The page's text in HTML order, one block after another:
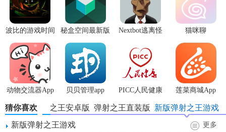
波比的游戏时间
3安卓版
秘盒空间最新版
Nextbot逃离怪
猫咪聊
动物交流器App 贝贝管理app
PICC人民健康
app
莲菜商城App
猜你喜欢 新版弹射之王游戏
弹射之王直装版
弹射之王安卓版
新版弹射之王游戏
更多